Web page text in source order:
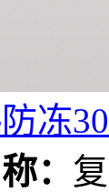
冻
：